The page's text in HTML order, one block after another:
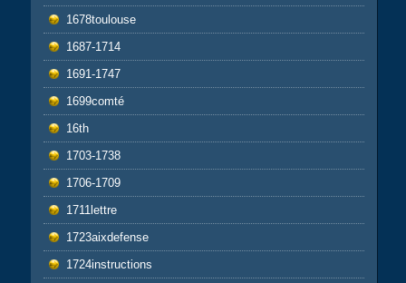
1678toulouse
1687-1714
1691-1747
1699comté
16th
1703-1738
1706-1709
1711lettre
1723aixdefense
1724instructions